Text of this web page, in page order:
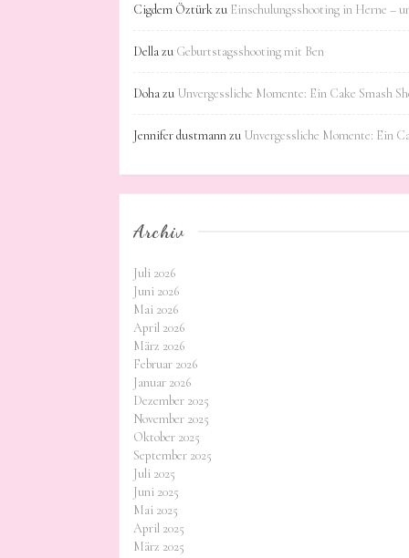
Cigdem Öztürkzu Einschulungsshooting in Herne –
Dellazu Geburtstagsshooting mit Ben
Dohazu Unvergessliche Momente: Ein Cake Smash
Jennifer dustmannzu Unvergessliche Momente: Ein
Archiv
Juli 2026
Juni 2026
Mai 2026
April 2026
März 2026
Februar 2026
Januar 2026
Dezember 2025
November 2025
Oktober 2025
September 2025
Juli 2025
Juni 2025
Mai 2025
April 2025
März 2025